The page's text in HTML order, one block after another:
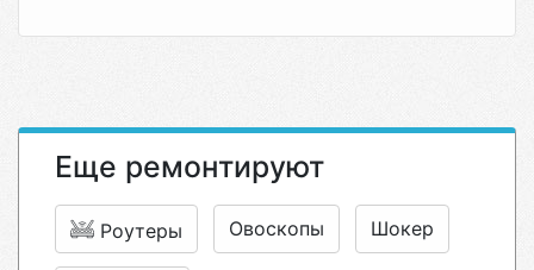
Еще ремонтируют
Роутеры Овоскопы Шокер